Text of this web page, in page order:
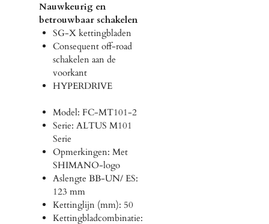
Nauwkeurig en
betrouwbaar schakelen
SG-X kettingbladen
Consequent off-road
schakelen aan de
voorkant
HYPERDRIVE
Model: FC-MT101-2
Serie: ALTUS M101
Serie
Opmerkingen: Met
SHIMANO-logo
Aslengte BB-UN/ ES:
123 mm
Kettinglijn (mm): 50
Kettingbladcombinatie: